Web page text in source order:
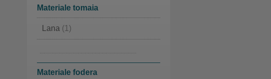
23(11)
24(9)
26(8)
Materiale tomaia
Lana (1)
Materiale fodera